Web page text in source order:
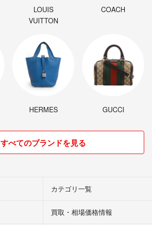
LOUIS
VUITTON
COACH
HERMES GUCCI
すべてのブランドを見る
カテゴリ一覧
買取・相場価格情報